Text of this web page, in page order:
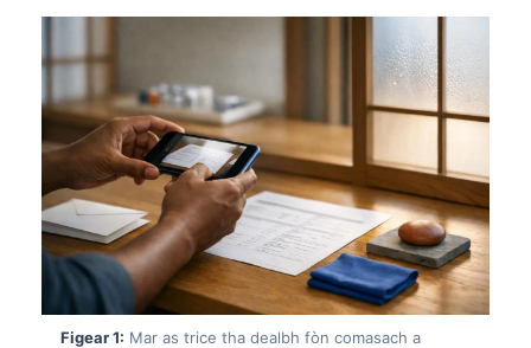
Figear 1: Mar as trice tha dealbh fòn comasach a